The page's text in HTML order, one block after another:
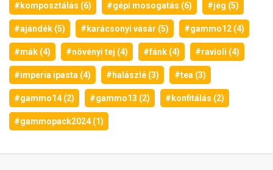
#komposztálás (6) #gépi mosogatás (6) #jég (5)
#ajándék (5) #karácsonyi vásár (5) #gammo12 (4)
#mák (4) #növényi tej (4) #fánk (4) #ravioli (4)
#imperia ipasta (4) #halászlé (3) #tea (3)
#gammo14 (2) #gammo13 (2) #konfitálás (2)
#gammopack2024 (1)